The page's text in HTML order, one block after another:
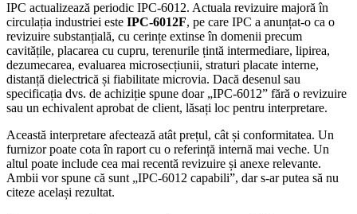
IPC actualizează periodic IPC-6012. Actuala revizuire majoră în
circulația industriei este IPC-6012F, pe care IPC a anunțat-o ca o
revizuire substanțială, cu cerințe extinse în domenii precum
cavitățile, placarea cu cupru, terenurile țintă intermediare, lipirea,
dezumecarea, evaluarea microsecțiunii, straturi placate interne,
distanță dielectrică și fiabilitate microvia. Dacă desenul sau
specificația dvs. de achiziție spune doar „IPC-6012” fără o revizuire
sau un echivalent aprobat de client, lăsați loc pentru interpretare.
Această interpretare afectează atât prețul, cât și conformitatea. Un
furnizor poate cota în raport cu o referință internă mai veche. Un
altul poate include cea mai recentă revizuire și anexe relevante.
Ambii vor spune că sunt „IPC-6012 capabili”, dar s-ar putea să nu
citeze același rezultat.